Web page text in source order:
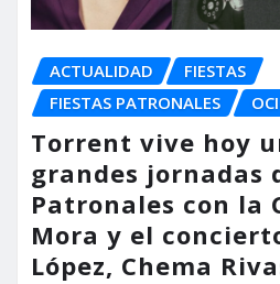
ACTUALIDAD
FIESTAS
FIESTAS PATRONALES
Torrent vive hoy
grandes jornadas
Patronales con la
Mora y el
López, Chema